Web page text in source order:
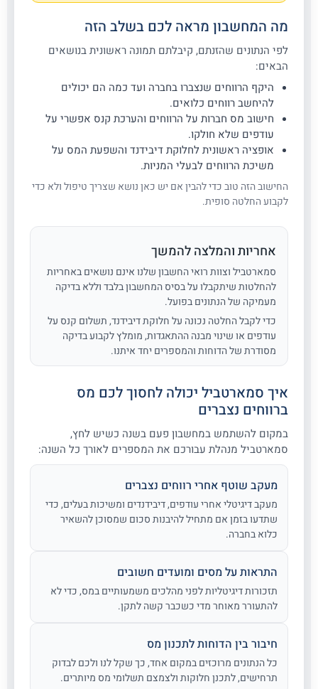
מה המחשבון מראה לכם בשלב הזה
לפי הנתונים שהזנתם, קיבלתם תמונה ראשונית בנושאים
הבאים:
היקף הרווחים שנצברו בחברה ועד כמה הם יכולים
להיחשב רווחים כלואים.
חישוב מס חברות על הרווחים והערכת קנס אפשרי על
עודפים שלא חולקו.
אופציה ראשונית לחלוקת דיבידנד והשפעת המס על
משיכת הרווחים לבעלי המניות.
החישוב הזה טוב כדי להבין אם יש כאן נושא שצריך טיפול ולא כדי
לקבוע החלטה סופית.
אחריות והמלצה להמשך
סמארטביל וצוות רואי החשבון שלנו אינם נושאים באחריות
להחלטות שיתקבלו על בסיס המחשבון בלבד וללא בדיקה
מעמיקה של הנתונים בפועל.
כדי לקבל החלטה נכונה על חלוקת דיבידנד, תשלום קנס על
עודפים או שינוי מבנה ההתאגדות, מומלץ לקבוע בדיקה
מסודרת של הדוחות והמספרים יחד איתנו.
איך סמארטביל יכולה לחסוך לכם מס
ברווחים נצברים
במקום להשתמש במחשבון פעם בשנה כשיש לחץ,
סמארטביל מנהלת עבורכם את המספרים לאורך כל השנה:
מעקב שוטף אחרי רווחים נצברים
מעקב דיגיטלי אחרי עודפים, דיבידנדים ומשיכות בעלים, כדי
שתדעו בזמן אם מתחיל להיבנות סכום שמסוכן להשאיר
כלוא בחברה.
התראות על מסים ומועדים חשובים
תזכורות דיגיטליות לפני מהלכים משמעותיים במס, כדי לא
להתעורר מאוחר מדי כשכבר קשה לתקן.
חיבור בין הדוחות לתכנון מס
כל הנתונים מרוכזים במקום אחד, כך שקל לנו ולכם לבדוק
תרחישים, לתכנן חלוקות ולצמצם תשלומי מס מיותרים.